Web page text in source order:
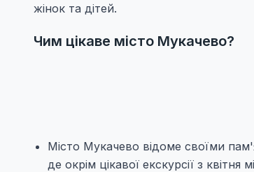
жінок та дітей.
Чим цікаве місто Мукачево?
Місто Мукачево відоме своїми
де окрім цікавої екскурсії з